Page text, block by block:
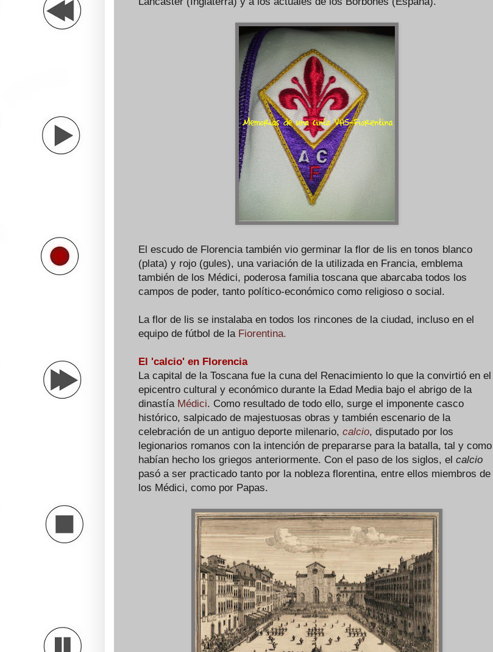
El escudo de Florencia también vio germinar la flor de lis en tonos blanco
(plata) y rojo (gules), una variación de la utilizada en Francia, emblema
también de los Médici, poderosa familia toscana que abarcaba todos los
campos de poder, tanto político-económico como religioso o social.
La flor de lis se instalaba en todos los rincones de la ciudad, incluso en el
equipo de fútbol de la Fiorentina.
El 'calcio' en Florencia
La capital de la Toscana fue la cuna del Renacimiento lo que la convirtió en el
epicentro cultural y económico durante la Edad Media bajo el abrigo de la
dinastía Médici. Como resultado de todo ello, surge el imponente casco
histórico, salpicado de majestuosas obras y también escenario de la
celebración de un antiguo deporte milenario, calcio, disputado por los
legionarios romanos con la intención de prepararse para la batalla, tal y como
habían hecho los griegos anteriormente. Con el paso de los siglos, el calcio
pasó a ser practicado tanto por la nobleza florentina, entre ellos miembros de
los Médici, como por Papas.